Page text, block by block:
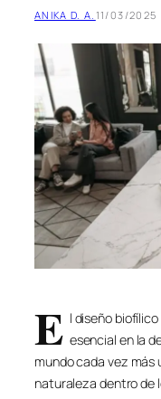
ANIKA D. A. 11/03/2025
E l diseño
esencial en la
mundo cada vez más
naturaleza dentro de